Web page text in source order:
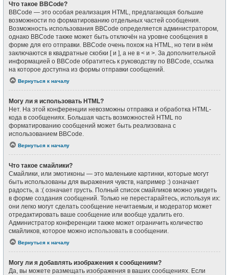
Что такое BBCode?
BBCode — это особая реализация HTML, предлагающая большие
возможности по форматированию отдельных частей сообщения.
Возможность использования BBCode определяется администратором,
однако BBCode также может быть отключён на уровне сообщения в
форме для его отправки. BBCode очень похож на HTML, но теги в нём
заключаются в квадратные скобки [ и ], а не в < и >. За дополнительной
информацией о BBCode обратитесь к руководству по BBCode, ссылка
на которое доступна из формы отправки сообщений.
Вернуться к началу
Могу ли я использовать HTML?
Нет. На этой конференции невозможны отправка и обработка HTML-
кода в сообщениях. Большая часть возможностей HTML по
форматированию сообщений может быть реализована с
использованием BBCode.
Вернуться к началу
Что такое смайлики?
Смайлики, или эмотиконы — это маленькие картинки, которые могут
быть использованы для выражения чувств, например :) означает
радость, а :( означает грусть. Полный список смайликов можно увидеть
в форме создания сообщений. Только не перестарайтесь, используя их:
они легко могут сделать сообщение нечитаемым, и модератор может
отредактировать ваше сообщение или вообще удалить его.
Администратор конференции также может ограничить количество
смайликов, которое можно использовать в сообщении.
Вернуться к началу
Могу ли я добавлять изображения к сообщениям?
Да, вы можете размещать изображения в ваших сообщениях. Если